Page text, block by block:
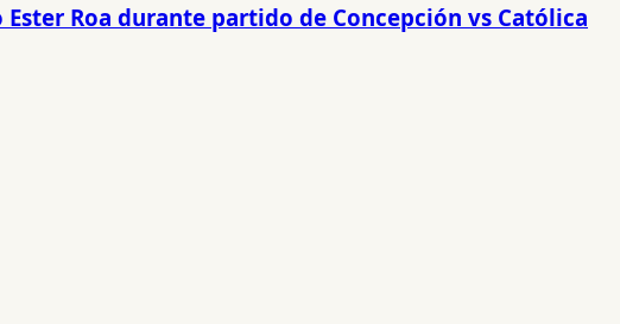
Roa durante partido de Concepción vs Católica